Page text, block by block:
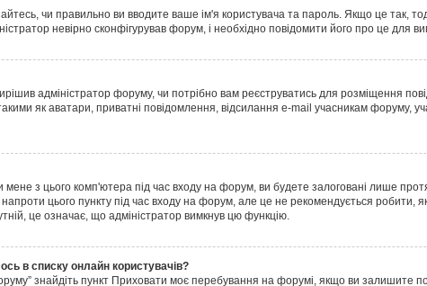
чи правильно ви вводите ваше ім'я користувача та пароль. Якщо це так,
невірно сконфігурував форум, і необхідно повідомити його про це для
адміністратор форуму, чи потрібно вам реєструватись для розміщення
як аватари, приватні повідомлення, відсилання e-mail учасникам форуму,
мене з цього комп'ютерапід час входу на форум, ви будете залоговані лише
цього пункту під час входу на форум, але це не рекомендується робити,
це означає, що адміністратор вимкнув цю функцію.
в списку онлайн користувачів?
знайдіть пункт Приховати моє перебування на форумі, якщо ви залишите